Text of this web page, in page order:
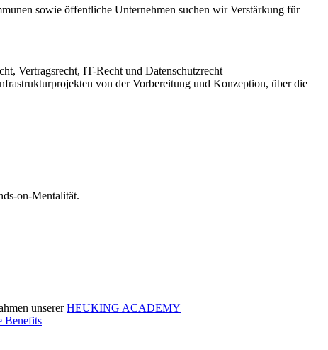
sowie öffentliche Unternehmen suchen wir Verstärkung für
Vertragsrecht, IT-Recht und Datenschutzrecht
von der Vorbereitung und Konzeption, über die
on-Mentalität.
unsererHEUKING ACADEMY
Benefits